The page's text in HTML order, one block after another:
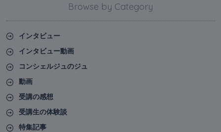
Browse by Category
インタビュー
インタビュー動画
コンシェルジュのジュ
動画
受講の感想
受講生の体験談
特集記事